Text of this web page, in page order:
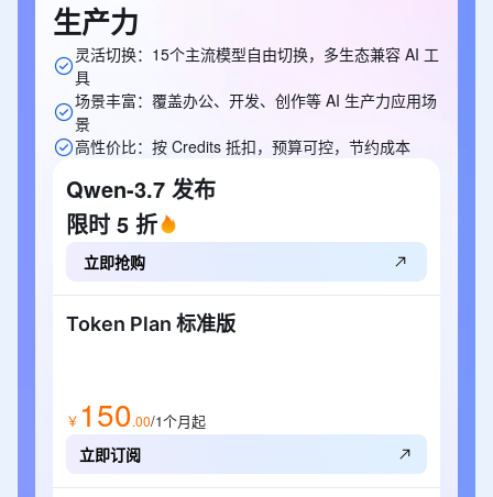
生产力
灵活切换：15个主流模型自由切换，多生态兼容 AI 工
具
场景丰富：覆盖办公、开发、创作等 AI 生产力应用场
景
高性价比：按 Credits 抵扣，预算可控，节约成本
Qwen-3.7 发布
限时 5 折
立即抢购
Token Plan 标准版
￥ 150.00/1个月起
立即订阅